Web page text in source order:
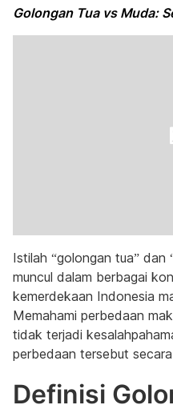
Golongan Tua vs Muda:
Istilah “golongan tua” dan
muncul dalam berbagai
kemerdekaan Indonesia
Memahami perbedaan
tidak terjadi
perbedaan tersebut
Definisi